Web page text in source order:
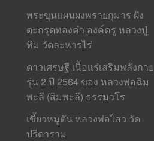
พระขุนแผนผงพรายกุมาร ฝัง
ตะกรุดทองคำ องค์ครู หลวงปู่
ทิม วัดละหารไร่
ดาวเศรษฐี เนื้อแร่เสริมพลังกาย
รุ่น 2 ปี 2564 ของ หลวงพ่อฉิม
พะลี (สิมพะลี) ธรรมวโร
เขี้ยวหมูตัน หลวงพ่อไสว วัด
ปรีดาราม